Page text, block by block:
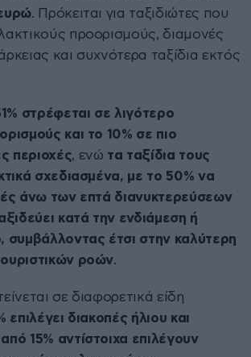
. Πρόκειται για ταξιδιώτες που
προορισμούς, διαμονές
και συχνότερα ταξίδια εκτός
στρέφεται σε λιγότερο
και το 10% σε πιο
περιοχές, ενώ τα ταξίδια τους
σχεδιασμένα, με το 50% να
άνω των επτά διανυκτερεύσεων
κατά την ενδιάμεση ή
συμβάλλοντας έτσι στην καλύτερη
ροών.
σε διαφορετικά είδη
επιλέγει διακοπές ήλιου και
15% αντίστοιχα επιλέγουν